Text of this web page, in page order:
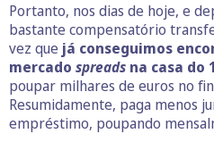
Portanto, nos dias de hoje, e
bastante compensatório
vez que já conseguimos
mercado spreads na casa do
poupar milhares de euros no
Resumidamente, paga menos
empréstimo, poupando